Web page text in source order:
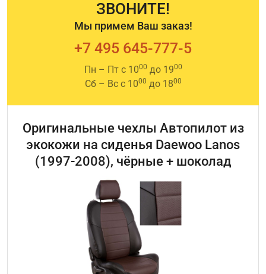
ЗВОНИТЕ!
Мы примем Ваш заказ!
+7 495 645-777-5
Пн – Пт с 1000 до 1900
Сб – Вс с 1000 до 1800
Оригинальные чехлы Автопилот из
экокожи на сиденья Daewoo Lanos
(1997-2008), чёрные + шоколад